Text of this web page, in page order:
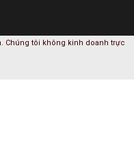
Chúng tôi không kinh doanh trực